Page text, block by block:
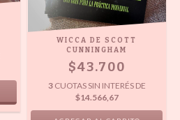
WICCA DE SCOTT
CUNNINGHAM
$43.700
3 CUOTAS SIN INTERÉS DE
$14.566,67